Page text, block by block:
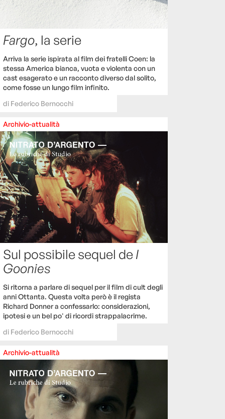
Fargo, la serie
Arriva la serie ispirata al film dei fratelli Coen: la
stessa America bianca, vuota e violenta con un
cast esagerato e un racconto diverso dal solito,
come fosse un lungo film infinito.
di Federico Bernocchi
Archivio-attualità
Sul possibile sequel deI
Goonies
Si ritorna a parlare di sequel per il film di cult degli
anni Ottanta. Questa volta però è il regista
Richard Donner a confessarlo: considerazioni,
ipotesi e un bel po' di ricordi strappalacrime.
di Federico Bernocchi
Archivio-attualità